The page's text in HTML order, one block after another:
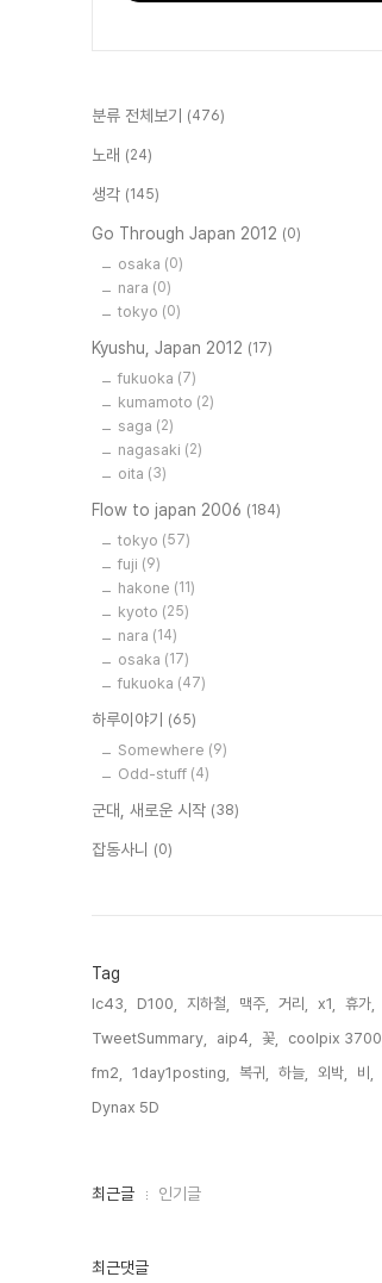
분류 전체보기 (476)
노래 (24)
생각 (145)
Go Through Japan 2012 (0)
osaka (0)
nara (0)
tokyo (0)
Kyushu, Japan 2012 (17)
fukuoka (7)
kumamoto (2)
saga (2)
nagasaki (2)
oita (3)
Flow to japan 2006 (184)
tokyo (57)
fuji (9)
hakone (11)
kyoto (25)
nara (14)
osaka (17)
fukuoka (47)
하루이야기 (65)
Somewhere (9)
Odd-stuff (4)
군대, 새로운 시작 (38)
잡동사니 (0)
Tag
lc43, D100, 지하철, 맥주, 거리, x1, 휴가,
TweetSummary,
aip4, 꽃, coolpix 3700,
fm2,
1day1posting, 복귀, 하늘, 외박,
비,
Dynax 5D,
최
인
최근글 인기글
최근댓글